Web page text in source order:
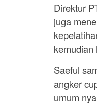
Direktur
juga
kemudian
Saeful
angker
umum